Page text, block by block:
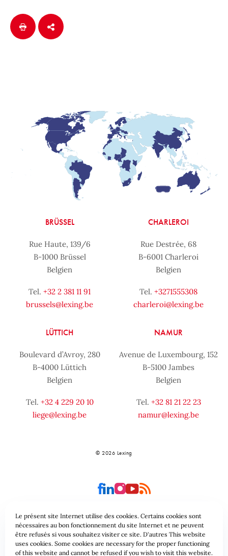
BRÜSSEL
Rue Haute, 139/6
B-1000 Brüssel
Belgien
Tel. +32 2 381 11 91
brussels@lexing.be
CHARLEROI
Rue Destrée, 68
B-6001 Charleroi
Belgien
Tel. +3271555308
charleroi@lexing.be
LÜTTICH
Boulevard d’Avroy, 280
B-4000 Lüttich
Belgien
Tel. +32 4 229 20 10
liege@lexing.be
NAMUR
Avenue de Luxembourg, 152
B-5100 Jambes
Belgien
Tel. +32 81 21 22 23
namur@lexing.be
© 2026 Lexing
Seitenübersicht Allgemeine geschäftsbedingungen
Le présent site Internet utilise des cookies. Certains cookies sont
nécessaires au bon fonctionnement du site Internet et ne peuvent
être refusés si vous souhaitez visiter ce site. D'autres This website
uses cookies. Some cookies are necessary for the proper functioning
of this website and cannot be refused if you wish to visit this website.